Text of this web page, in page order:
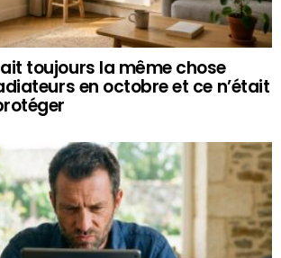
toujours la même chose
en octobre et ce n’était